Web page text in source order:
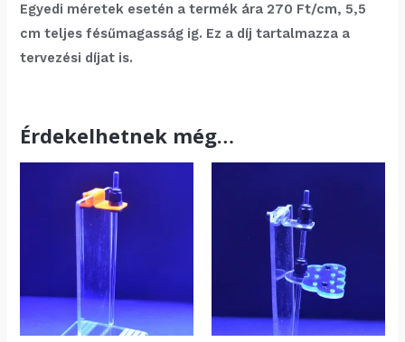
Egyedi méretek esetén a termék ára 270 Ft/cm, 5,5
cm teljes fésűmagasság ig. Ez a díj tartalmazza a
tervezési díjat is.
Érdekelhetnek még…